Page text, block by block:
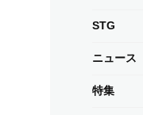
STG
ニュース
特集